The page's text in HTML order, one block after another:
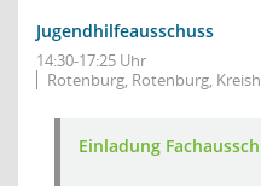
Jugendhilfeausschuss
14:30-17:25 Uhr
Rotenburg, Rotenburg,
Einladung